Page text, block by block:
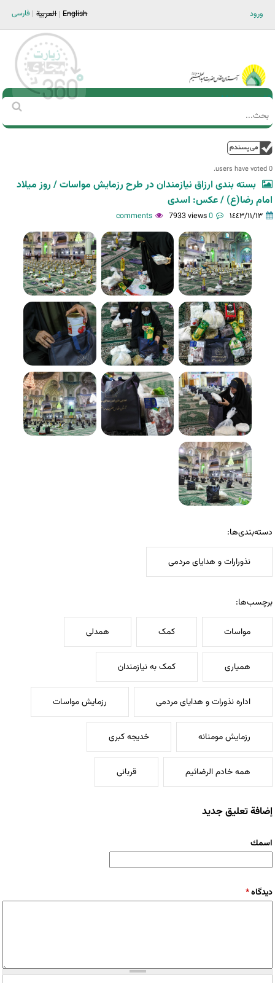
ورود فارسی العربية English
Main men-AR
استمارة
‏
0 users have voted.
بسته بندی ارزاق نیازمندان در طرح رزمایش مواسات / روز میلاد
امام رضا(ع) / عکس: اسدی
١٤٤٣/١١/١٣ 0 comments
7933 views
دسته‌بندی‌ها:
نذورارات و هدایای مردمی
برچسب‌ها:
مواسات کمک همدلی
همیاری کمک به نیازمندان
اداره نذورات و هدایای مردمی رزمایش مواسات
رزمایش مومنانه خدیجه کبری
همه خادم الرضائیم قربانی
إضافة تعليق جديد
‏اسمك ‏
‏دیدگاه ‏*